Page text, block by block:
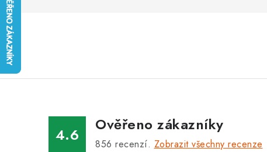
4.6
Ověřeno zákazníky
856 recenzí. Zobrazit všechny recenze